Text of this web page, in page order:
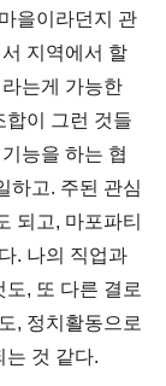
을이라던지 관
지역에서 할
는게 가능한
합이 그런 것들
능을 하는 협
하고. 주된 관심
되고, 마포파티
. 나의 직업과
, 또 다른 결로
, 정치활동으로
는 것 같다.